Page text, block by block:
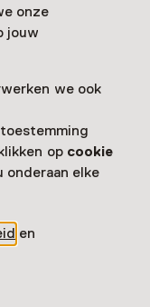
onze
jouw
we ook
op cookie
onderaan elke
en